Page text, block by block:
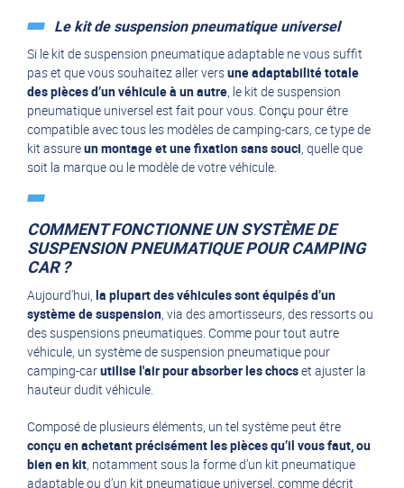
Le kit de suspension pneumatique universel
Si le kit de suspension pneumatique adaptable ne vous suffit
pas et que vous souhaitez aller versune adaptabilité totale
des pièces d’un véhicule à un autre, le kit de suspension
pneumatique universel est fait pour vous. Conçu pour être
compatible avec tous les modèles de camping-cars, ce type de
kit assureun montage et une fixation sans souci, quelle que
soit la marque ou le modèle de votre véhicule.
COMMENT FONCTIONNE UN SYSTÈME DE
SUSPENSION PNEUMATIQUE POUR CAMPING
CAR ?
Aujourd'hui, la plupart des véhicules sont équipés d’un
système de suspension, via des amortisseurs, des ressorts ou
des suspensions pneumatiques. Comme pour tout autre
véhicule, un système de suspension pneumatique pour
camping-carutilise l'air pour absorber les chocset ajuster la
hauteur dudit véhicule.
Composé de plusieurs éléments, un tel système peut être
conçu en achetant précisément les pièces qu’il vous faut, ou
bien en kit, notamment sous la forme d’un kit pneumatique
adaptable ou d’un kit pneumatique universel, comme décrit